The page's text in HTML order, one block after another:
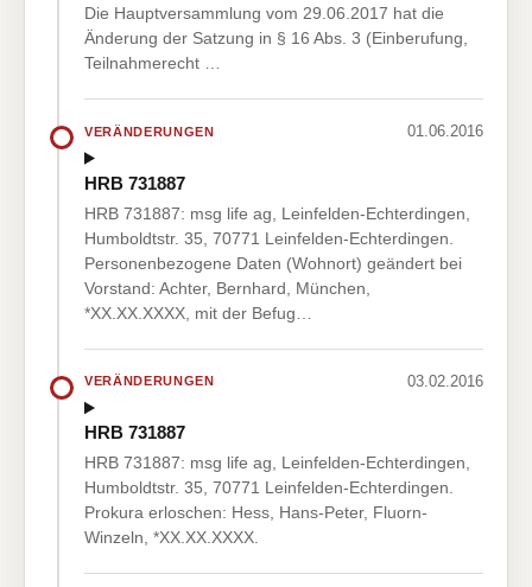
Die Hauptversammlung vom 29.06.2017 hat die
Änderung der Satzung in § 16 Abs. 3 (Einberufung,
Teilnahmerecht …
VERÄNDERUNGEN 01.06.2016
HRB 731887
HRB 731887: msg life ag, Leinfelden-Echterdingen,
Humboldtstr. 35, 70771 Leinfelden-Echterdingen.
Personenbezogene Daten (Wohnort) geändert bei
Vorstand: Achter, Bernhard, München,
*XX.XX.XXXX, mit der Befug…
VERÄNDERUNGEN 03.02.2016
HRB 731887
HRB 731887: msg life ag, Leinfelden-Echterdingen,
Humboldtstr. 35, 70771 Leinfelden-Echterdingen.
Prokura erloschen: Hess, Hans-Peter, Fluorn-
Winzeln, *XX.XX.XXXX.